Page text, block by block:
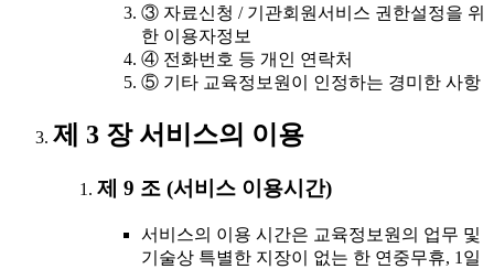
③ 자료신청 / 기관회원서비스 권한설정을 위
한 이용자정보
④ 전화번호 등 개인 연락처
⑤ 기타 교육정보원이 인정하는 경미한 사항
제 3 장 서비스의 이용
제 9 조 (서비스 이용시간)
서비스의 이용 시간은 교육정보원의 업무 및
기술상 특별한 지장이 없는 한 연중무휴, 1일